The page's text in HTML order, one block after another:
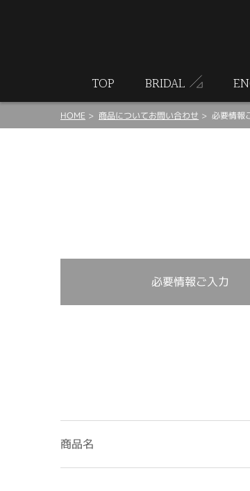
TOP BRIDAL
HOME 商品についてお問い合わせ 必要情報
必要情報ご入力
商品名